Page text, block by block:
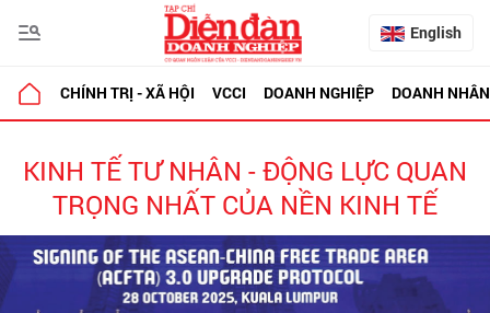
English
CHÍNH TRỊ - XÃ HỘI VCCI DOANH NGHIỆP DOANH NHÂN
KINH TẾ TƯ NHÂN - ĐỘNG LỰC QUAN
TRỌNG NHẤT CỦA NỀN KINH TẾ